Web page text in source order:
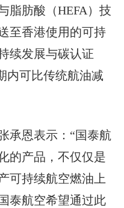
脂肪酸（HEFA）技
至香港使用的可持
续发展与碳认证
内可比传统航油减
承恩表示：“国泰航
的产品，不仅仅是
可持续航空燃油上
泰航空希望通过此